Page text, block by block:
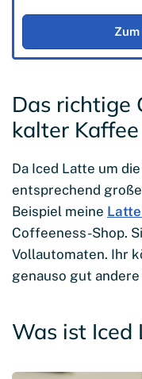
Das richtige
kalter
Da Iced Latte um
entsprechend
Beispiel meine
Coffeeness-Shop.
Vollautomaten. Ihr
genauso gut
Was ist Iced